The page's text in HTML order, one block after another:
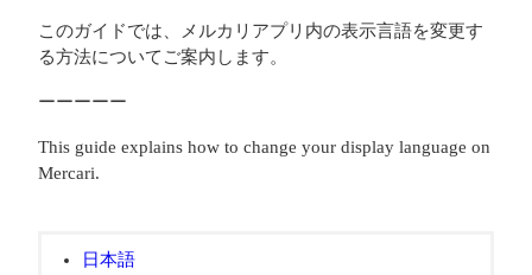
このガイドでは、メルカリアプリ内の表示言語を変更す
る方法についてご案内します。
ーーーーー
This guide explains how to change your display language on
Mercari.
日本語